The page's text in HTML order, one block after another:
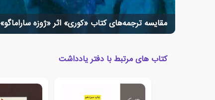
مقایسه ترجمه‌های کتاب «کوری» اثر «ژوزه ساراماگو»
کتاب های مرتبط با دفتر یادداشت